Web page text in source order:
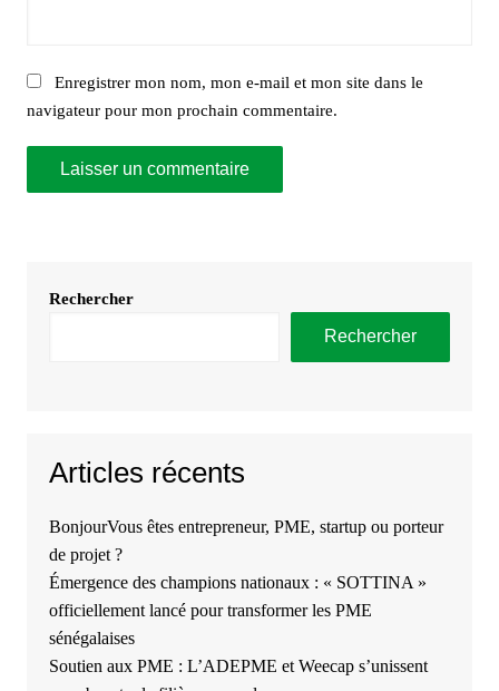
Enregistrer mon nom, mon e-mail et mon site dans le
navigateur pour mon prochain commentaire.
Rechercher
Rechercher
Articles récents
BonjourVous êtes entrepreneur, PME, startup ou porteur
de projet ?
Émergence des champions nationaux : « SOTTINA »
officiellement lancé pour transformer les PME
sénégalaises
Soutien aux PME : L’ADEPME et Weecap s’unissent